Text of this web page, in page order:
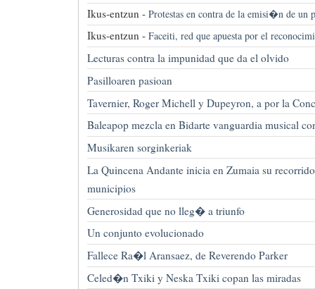
Ikus-entzun - Protestas en contra de la emisi�n de
Ikus-entzun - Faceiti, red que apuesta por el
Lecturas contra la impunidad que da el olvido
Pasilloaren pasioan
Tavernier, Roger Michell y Dupeyron, a por la
Baleapop mezcla en Bidarte vanguardia musical
Musikaren sorginkeriak
La Quincena Andante inicia en Zumaia su
municipios
Generosidad que no lleg� a triunfo
Un conjunto evolucionado
Fallece Ra�l Aransaez, de Reverendo Parker
Celed�n Txiki y Neska Txiki copan las miradas